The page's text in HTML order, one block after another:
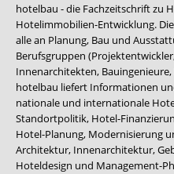
hotelbau - die Fachzeitschrift zu
Hotelimmobilien-Entwicklung.
alle an Planung, Bau und
Berufsgruppen
Innenarchitekten,
hotelbau liefert Informationen
nationale und internationale
Standortpolitik, Hotel-
Hotel-Planung, Modernisierung
Architektur, Innenarchitektur,
Hoteldesign und Management-